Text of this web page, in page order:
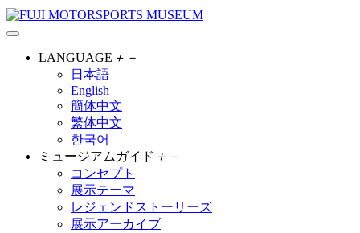
LANGUAGE ＋ －
日本語
English
簡体中文
繁体中文
한국어
ミュージアムガイド ＋ －
コンセプト
展示テーマ
レジェンドストーリーズ
展示アーカイブ